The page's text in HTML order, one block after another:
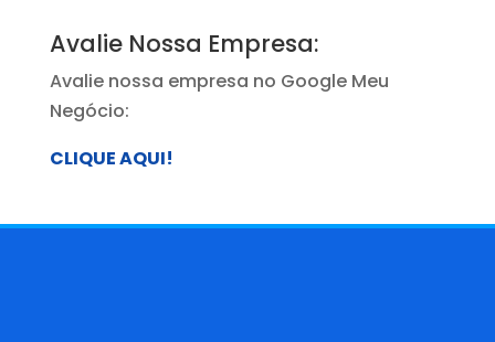
Avalie Nossa Empresa:
Avalie nossa empresa no Google Meu
Negócio:
CLIQUE AQUI!